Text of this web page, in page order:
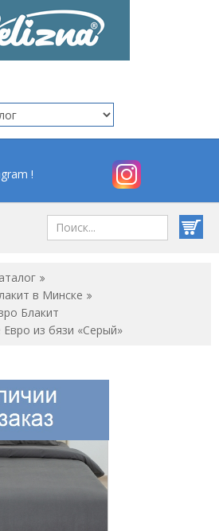
!
в Минске
Блакит
из бязи «Серый»